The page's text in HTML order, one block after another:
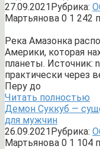
27.09.2021Рубрика:
Мартьянова 0 1 242
Река Амазонка
Америки, которая
планеты. Источник:
практически через
Перу до
Читать полностью
Демон Суккуб —
для мужчин
26.09.2021Рубрика:
Мартьянова 0 1 104